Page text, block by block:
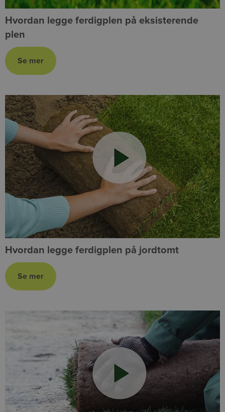
Hvordan legge ferdigplen på eksisterende
plen
Hvordan legge ferdigplen på jordtomt